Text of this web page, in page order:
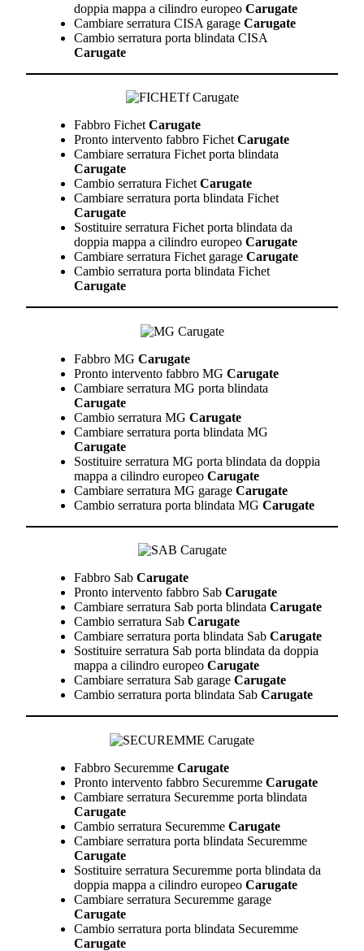
doppia mappa a cilindro europeo Carugate
Cambiare serratura CISA garage Carugate
Cambio serratura porta blindata CISA
Carugate
Fabbro Fichet Carugate
Pronto intervento fabbro Fichet Carugate
Cambiare serratura Fichet porta blindata
Carugate
Cambio serratura Fichet Carugate
Cambiare serratura porta blindata Fichet
Carugate
Sostituire serratura Fichet porta blindata da
doppia mappa a cilindro europeo Carugate
Cambiare serratura Fichet garage Carugate
Cambio serratura porta blindata Fichet
Carugate
Fabbro MG Carugate
Pronto intervento fabbro MG Carugate
Cambiare serratura MG porta blindata
Carugate
Cambio serratura MG Carugate
Cambiare serratura porta blindata MG
Carugate
Sostituire serratura MG porta blindata da doppia
mappa a cilindro europeo Carugate
Cambiare serratura MG garage Carugate
Cambio serratura porta blindata MG Carugate
Fabbro Sab Carugate
Pronto intervento fabbro Sab Carugate
Cambiare serratura Sab porta blindata Carugate
Cambio serratura Sab Carugate
Cambiare serratura porta blindata Sab Carugate
Sostituire serratura Sab porta blindata da doppia
mappa a cilindro europeo Carugate
Cambiare serratura Sab garage Carugate
Cambio serratura porta blindata Sab Carugate
Fabbro Securemme Carugate
Pronto intervento fabbro Securemme Carugate
Cambiare serratura Securemme porta blindata
Carugate
Cambio serratura Securemme Carugate
Cambiare serratura porta blindata Securemme
Carugate
Sostituire serratura Securemme porta blindata da
doppia mappa a cilindro europeo Carugate
Cambiare serratura Securemme garage
Carugate
Cambio serratura porta blindata Securemme
Carugate